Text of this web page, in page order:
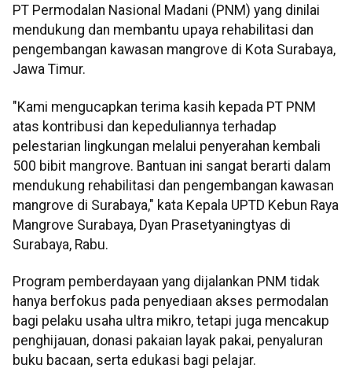
PT Permodalan Nasional Madani (PNM) yang dinilai
mendukung dan membantu upaya rehabilitasi dan
pengembangan kawasan mangrove di Kota Surabaya,
Jawa Timur.
"Kami mengucapkan terima kasih kepada PT PNM
atas kontribusi dan kepeduliannya terhadap
pelestarian lingkungan melalui penyerahan kembali
500 bibit mangrove. Bantuan ini sangat berarti dalam
mendukung rehabilitasi dan pengembangan kawasan
mangrove di Surabaya," kata Kepala UPTD Kebun Raya
Mangrove Surabaya, Dyan Prasetyaningtyas di
Surabaya, Rabu.
Program pemberdayaan yang dijalankan PNM tidak
hanya berfokus pada penyediaan akses permodalan
bagi pelaku usaha ultra mikro, tetapi juga mencakup
penghijauan, donasi pakaian layak pakai, penyaluran
buku bacaan, serta edukasi bagi pelajar.